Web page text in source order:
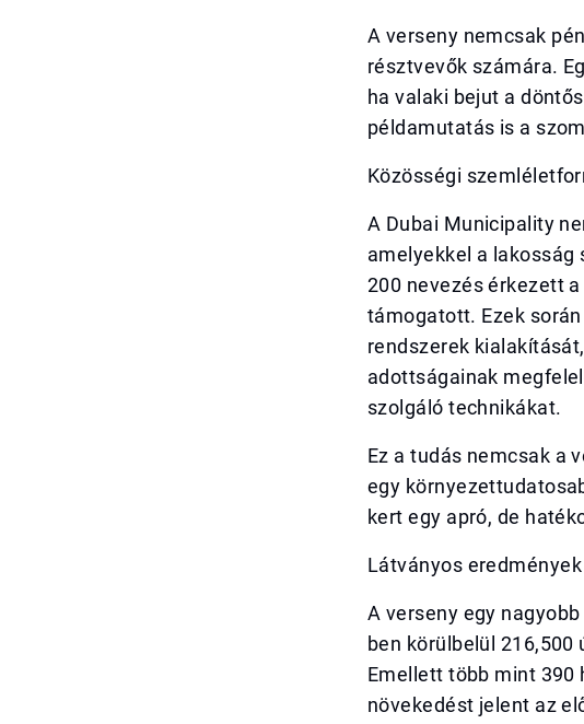
A verseny nemcsak
résztvevők számára.
ha valaki bejut a
példamutatás is a
Közösségi
A Dubai Municipality
amelyekkel a
200 nevezés érkezett
támogatott. Ezek
rendszerek
adottságainak
szolgáló technikákat.
Ez a tudás nemcsak a
egy
kert egy apró, de
Látványos
A verseny egy
ben körülbelül
Emellett több mint 390
növekedést jelent az